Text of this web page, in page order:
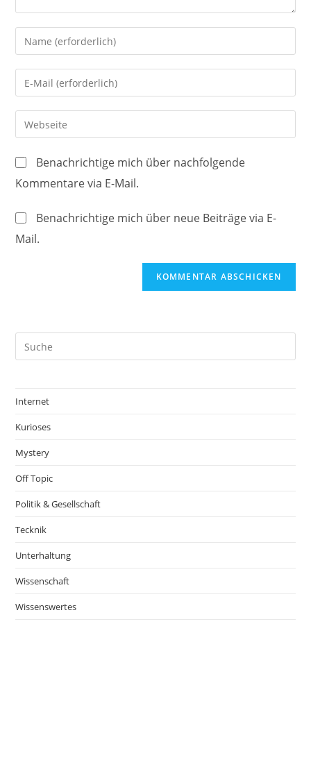
Gib
deinen
Namen
oder
Benutzernamen
zum
ein
Gib
deine
E-
Mail-
zum
Kommentieren
Gib
deine
Website-
URL
ein
Benachrichtige mich über nachfolgende
Kommentare via E-Mail.
Benachrichtige mich über neue Beiträge via E-
Mail.
Internet
Kurioses
Mystery
Off Topic
Politik & Gesellschaft
Tecknik
Unterhaltung
Wissenschaft
Wissenswertes